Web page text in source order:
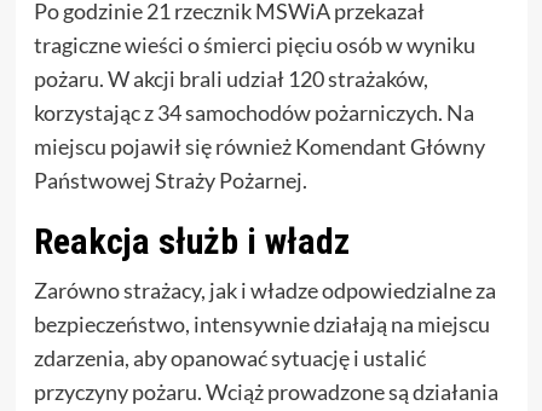
Po godzinie 21 rzecznik MSWiA przekazał
tragiczne wieści o śmierci pięciu osób w wyniku
pożaru. W akcji brali udział 120 strażaków,
korzystając z 34 samochodów pożarniczych. Na
miejscu pojawił się również Komendant Główny
Państwowej Straży Pożarnej.
Reakcja służb i władz
Zarówno strażacy, jak i władze odpowiedzialne za
bezpieczeństwo, intensywnie działają na miejscu
zdarzenia, aby opanować sytuację i ustalić
przyczyny pożaru. Wciąż prowadzone są działania